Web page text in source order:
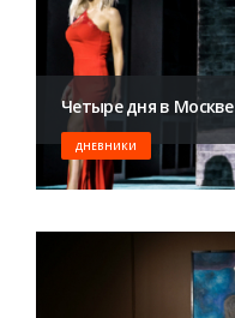
Четыре дня в Москве
ДНЕВНИКИ